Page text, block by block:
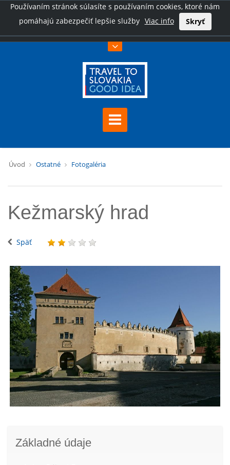
Používaním stránok súlasíte s používaním cookies, ktoré nám
pomáhajú zabezpečiť lepšie služby Viac info Skryť
Úvod Ostatné Fotogaléria
Kežmarský hrad
Späť
Základné údaje